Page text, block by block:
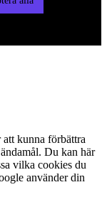
kunna förbättra
Du kan här
vilka cookies du
använder din